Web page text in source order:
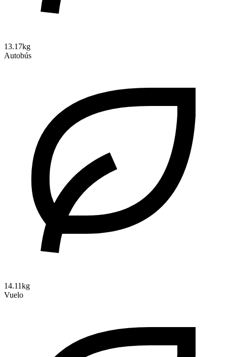
13.17kg
Autobús
14.11kg
Vuelo